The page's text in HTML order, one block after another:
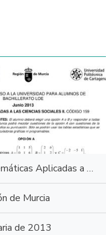
Aplicadas a las Ciencias Sociales
de Murcia
de 2013